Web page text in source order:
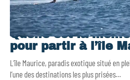
Quelle est la
pour partir à l’île
L’île Maurice, paradis exotique situé en
l’une des destinations les plus prisées…